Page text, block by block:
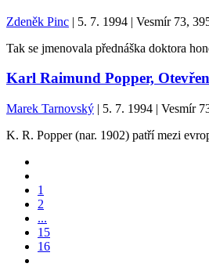
Zdeněk Pinc | 5. 7. 1994 | Vesmír 73,
Tak se jmenovala přednáška doktora
Karl Raimund Popper,
Marek Tarnovský | 5. 7. 1994 | Vesmír
K. R. Popper (nar. 1902) patří mezi
1
2
...
15
16